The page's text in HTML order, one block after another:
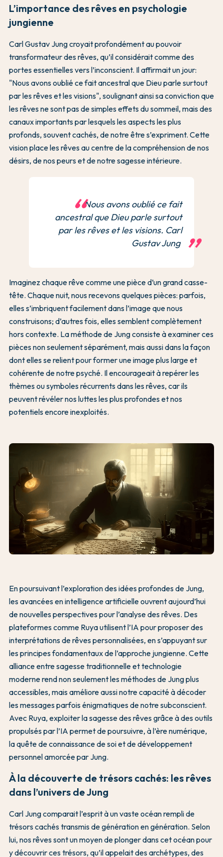
L’importance des rêves en psychologie
jungienne
Carl Gustav Jung croyait profondément au pouvoir
transformateur des rêves, qu’il considérait comme des
portes essentielles vers l’inconscient. Il affirmait un jour:
"Nous avons oublié ce fait ancestral que Dieu parle surtout
par les rêves et les visions", soulignant ainsi sa conviction que
les rêves ne sont pas de simples effets du sommeil, mais des
canaux importants par lesquels les aspects les plus
profonds, souvent cachés, de notre être s’expriment. Cette
vision place les rêves au centre de la compréhension de nos
désirs, de nos peurs et de notre sagesse intérieure.
Nous avons oublié ce fait
ancestral que Dieu parle surtout
par les rêves et les visions. Carl
Gustav Jung
Imaginez chaque rêve comme une pièce d’un grand casse-
tête. Chaque nuit, nous recevons quelques pièces: parfois,
elles s’imbriquent facilement dans l’image que nous
construisons; d’autres fois, elles semblent complètement
hors contexte. La méthode de Jung consiste à examiner ces
pièces non seulement séparément, mais aussi dans la façon
dont elles se relient pour former une image plus large et
cohérente de notre psyché. Il encourageait à repérer les
thèmes ou symboles récurrents dans les rêves, car ils
peuvent révéler nos luttes les plus profondes et nos
potentiels encore inexploités.
En poursuivant l’exploration des idées profondes de Jung,
les avancées en intelligence artificielle ouvrent aujourd’hui
de nouvelles perspectives pour l’analyse des rêves. Des
plateformes comme Ruya utilisent l’IA pour proposer des
interprétations de rêves personnalisées, en s’appuyant sur
les principes fondamentaux de l’approche jungienne. Cette
alliance entre sagesse traditionnelle et technologie
moderne rend non seulement les méthodes de Jung plus
accessibles, mais améliore aussi notre capacité à décoder
les messages parfois énigmatiques de notre subconscient.
Avec Ruya, exploiter la sagesse des rêves grâce à des outils
propulsés par l’IA permet de poursuivre, à l’ère numérique,
la quête de connaissance de soi et de développement
personnel amorcée par Jung.
À la découverte de trésors cachés: les rêves
dans l’univers de Jung
Carl Jung comparait l’esprit à un vaste océan rempli de
trésors cachés transmis de génération en génération. Selon
lui, nos rêves sont un moyen de plonger dans cet océan pour
y découvrir ces trésors, qu’il appelait des archétypes, des